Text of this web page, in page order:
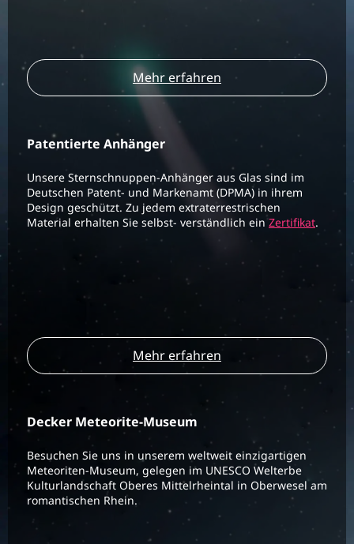
Mehr erfahren
Patentierte Anhänger
Unsere Sternschnuppen-Anhänger aus Glas sind im
Deutschen Patent- und Markenamt (DPMA) in ihrem
Design geschützt. Zu jedem extraterrestrischen
Material erhalten Sie selbst- verständlich einZertifikat.
Mehr erfahren
Decker Meteorite-Museum
Besuchen Sie uns in unserem weltweit einzigartigen
Meteoriten-Museum, gelegen im UNESCO Welterbe
Kulturlandschaft Oberes Mittelrheintal in Oberwesel am
romantischen Rhein.